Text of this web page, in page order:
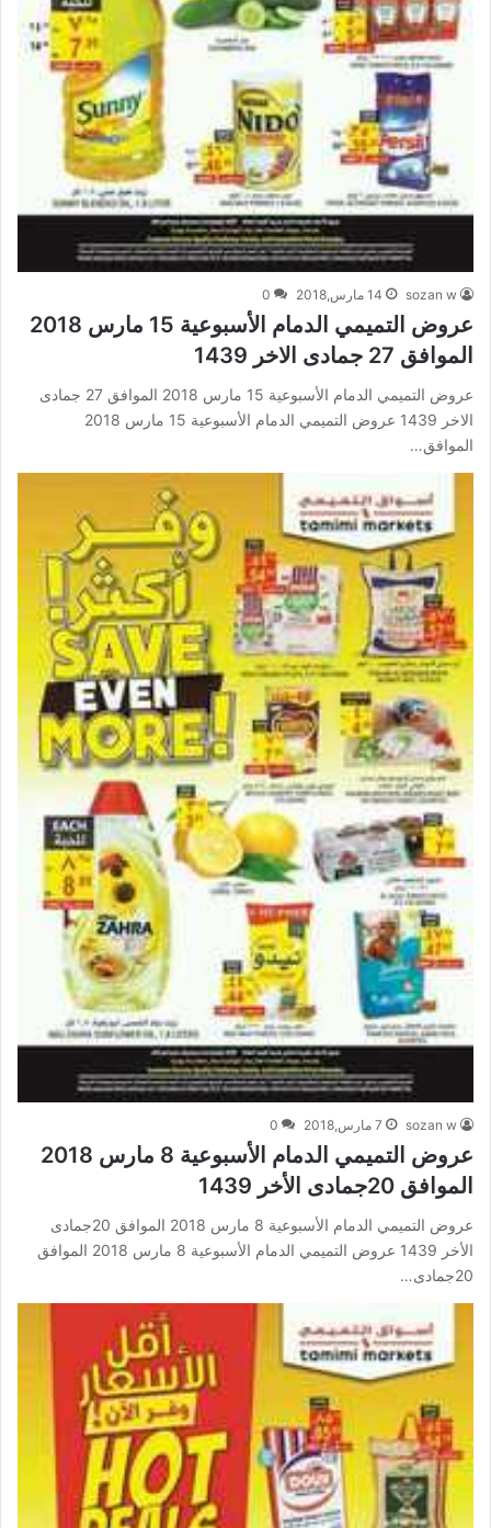
sozan w 14 مارس,2018 0
عروض التميمي الدمام الأسبوعية 15 مارس 2018
الموافق 27 جمادى الاخر 1439
عروض التميمي الدمام الأسبوعية 15 مارس 2018 الموافق 27 جمادى
الاخر 1439 عروض التميمي الدمام الأسبوعية 15 مارس 2018
الموافق…
sozan w 7 مارس,2018 0
عروض التميمي الدمام الأسبوعية 8 مارس 2018
الموافق 20جمادى الأخر 1439
عروض التميمي الدمام الأسبوعية 8 مارس 2018 الموافق 20جمادى
الأخر 1439 عروض التميمي الدمام الأسبوعية 8 مارس 2018 الموافق
20جمادى…